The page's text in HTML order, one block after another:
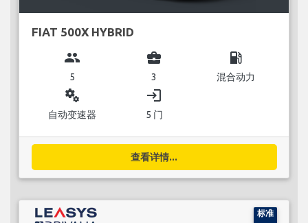
FIAT 500X HYBRID
group
5
business_center
3
local_gas_station
混合动力
miscellaneous_services
自动变速器
login
5 门
查看详情...
标准